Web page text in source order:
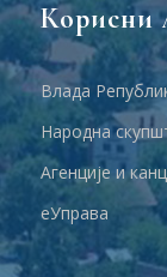
Корисни
Влада
Народна
Агенције и
еУправа